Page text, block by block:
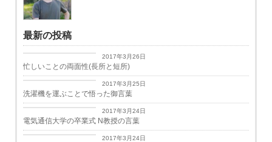
最新の投稿
2017年3月26日
忙しいことの両面性(長所と短所)
日々思うこと
2017年3月25日
洗濯機を運ぶことで悟った御言葉
学生生活
2017年3月24日
電気通信大学の卒業式 N教授の言葉
学生生活
2017年3月24日